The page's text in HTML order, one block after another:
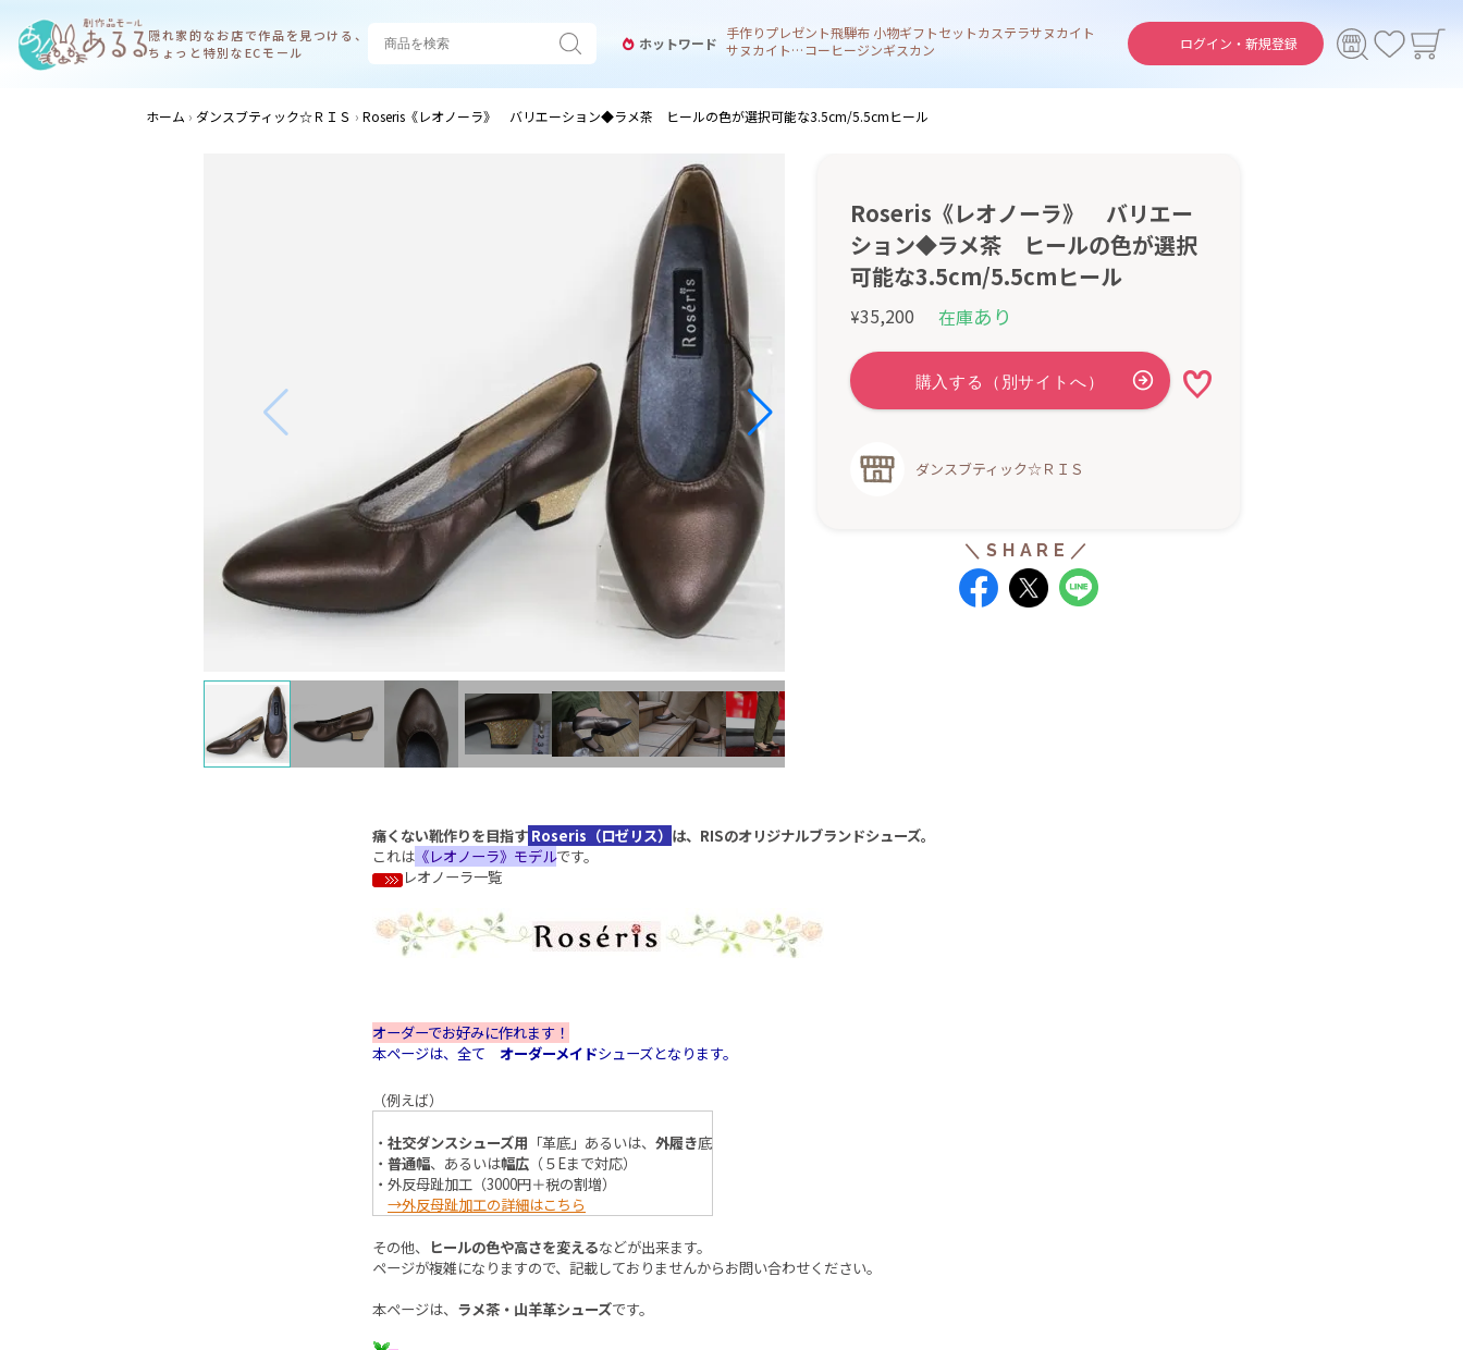
隠れ家的なお店で作品を見つける、
ちょっと特別なECモール
ログイン・ 新規登録
ホットワード
手作りプレゼント飛騨布 小物ギフトセットカステラサヌカイト
サヌカイト 風鈴コーヒージンギスカン
ホーム ダンスブティック☆ＲＩＳ Roseris《レオノーラ》 バリエーション◆ラメ茶 ヒールの色が選択可能な3.5cm/5.5cmヒール
Roseris《レオノーラ》 バリエー
ション◆ラメ茶 ヒールの色が選択
可能な3.5cm/5.5cmヒール
¥35,200 在庫あり
ダンスブティック☆ＲＩＳ
痛くない靴作りを目指す Roseris（ロゼリス） は、RISのオリジナルブランドシューズ。
これは 《レオノーラ》モデルです。
レオノーラ一覧
オーダーでお好みに作れます！
本ページは、全て オーダーメイドシューズとなります。
（例えば）
・ 社交ダンスシューズ用 「革底」あるいは、 外履き底
・ 普通幅、あるいは幅広 （５Eまで対応）
・外反母趾加工（3000円＋税の割増）
→外反母趾加工の詳細はこちら
その他、 ヒールの色や高さを変えるなどが出来ます。
ページが複雑になりますので、記載しておりませんからお問い合わせください。
本ページは、 ラメ茶・山羊革シューズです。